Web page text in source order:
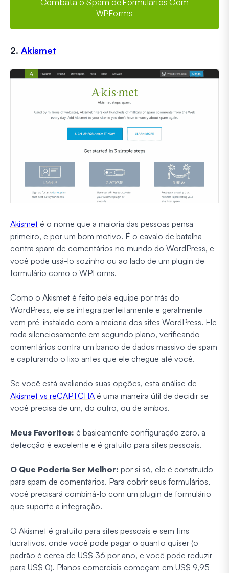
WPForms
2. Akismet
Akismet é o nome que a maioria das pessoas pensa
primeiro, e por um bom motivo. É o cavalo de batalha
contra spam de comentários no mundo do WordPress, e
você pode usá-lo sozinho ou ao lado de um plugin de
formulário como o WPForms.
Como o Akismet é feito pela equipe por trás do
WordPress, ele se integra perfeitamente e geralmente
vem pré-instalado com a maioria dos sites WordPress. Ele
roda silenciosamente em segundo plano, verificando
comentários contra um banco de dados massivo de spam
e capturando o lixo antes que ele chegue até você.
Se você está avaliando suas opções, esta análise de
Akismet vs reCAPTCHA é uma maneira útil de decidir se
você precisa de um, do outro, ou de ambos.
Meus Favoritos: é basicamente configuração zero, a
detecção é excelente e é gratuito para sites pessoais.
O Que Poderia Ser Melhor: por si só, ele é construído
para spam de comentários. Para cobrir seus formulários,
você precisará combiná-lo com um plugin de formulário
que suporte a integração.
O Akismet é gratuito para sites pessoais e sem fins
lucrativos, onde você pode pagar o quanto quiser (o
padrão é cerca de US$ 36 por ano, e você pode reduzir
para US$ 0). Planos comerciais começam em US$ 9,95